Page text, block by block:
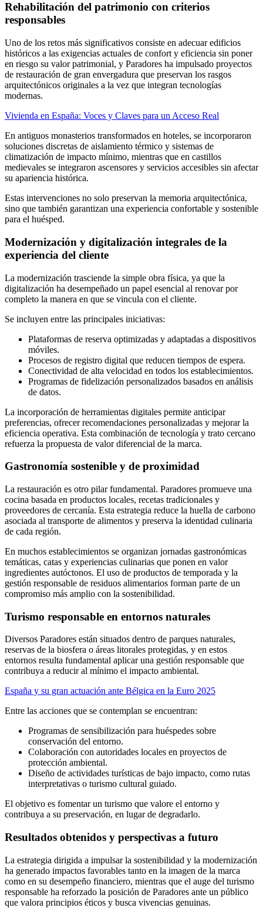
Rehabilitación del patrimonio con criterios
responsables
Uno de los retos más significativos consiste en adecuar edificios
históricos a las exigencias actuales de confort y eficiencia sin poner
en riesgo su valor patrimonial, y Paradores ha impulsado proyectos
de restauración de gran envergadura que preservan los rasgos
arquitectónicos originales a la vez que integran tecnologías
modernas.
Vivienda en España: Voces y Claves para un Acceso Real
En antiguos monasterios transformados en hoteles, se incorporaron
soluciones discretas de aislamiento térmico y sistemas de
climatización de impacto mínimo, mientras que en castillos
medievales se integraron ascensores y servicios accesibles sin afectar
su apariencia histórica.
Estas intervenciones no solo preservan la memoria arquitectónica,
sino que también garantizan una experiencia confortable y sostenible
para el huésped.
Modernización y digitalización integrales de la
experiencia del cliente
La modernización trasciende la simple obra física, ya que la
digitalización ha desempeñado un papel esencial al renovar por
completo la manera en que se vincula con el cliente.
Se incluyen entre las principales iniciativas:
Plataformas de reserva optimizadas y adaptadas a dispositivos
móviles.
Procesos de registro digital que reducen tiempos de espera.
Conectividad de alta velocidad en todos los establecimientos.
Programas de fidelización personalizados basados en análisis
de datos.
La incorporación de herramientas digitales permite anticipar
preferencias, ofrecer recomendaciones personalizadas y mejorar la
eficiencia operativa. Esta combinación de tecnología y trato cercano
refuerza la propuesta de valor diferencial de la marca.
Gastronomía sostenible y de proximidad
La restauración es otro pilar fundamental. Paradores promueve una
cocina basada en productos locales, recetas tradicionales y
proveedores de cercanía. Esta estrategia reduce la huella de carbono
asociada al transporte de alimentos y preserva la identidad culinaria
de cada región.
En muchos establecimientos se organizan jornadas gastronómicas
temáticas, catas y experiencias culinarias que ponen en valor
ingredientes autóctonos. El uso de productos de temporada y la
gestión responsable de residuos alimentarios forman parte de un
compromiso más amplio con la sostenibilidad.
Turismo responsable en entornos naturales
Diversos Paradores están situados dentro de parques naturales,
reservas de la biosfera o áreas litorales protegidas, y en estos
entornos resulta fundamental aplicar una gestión responsable que
contribuya a reducir al mínimo el impacto ambiental.
España y su gran actuación ante Bélgica en la Euro 2025
Entre las acciones que se contemplan se encuentran:
Programas de sensibilización para huéspedes sobre
conservación del entorno.
Colaboración con autoridades locales en proyectos de
protección ambiental.
Diseño de actividades turísticas de bajo impacto, como rutas
interpretativas o turismo cultural guiado.
El objetivo es fomentar un turismo que valore el entorno y
contribuya a su preservación, en lugar de degradarlo.
Resultados obtenidos y perspectivas a futuro
La estrategia dirigida a impulsar la sostenibilidad y la modernización
ha generado impactos favorables tanto en la imagen de la marca
como en su desempeño financiero, mientras que el auge del turismo
responsable ha reforzado la posición de Paradores ante un público
que valora principios éticos y busca vivencias genuinas.